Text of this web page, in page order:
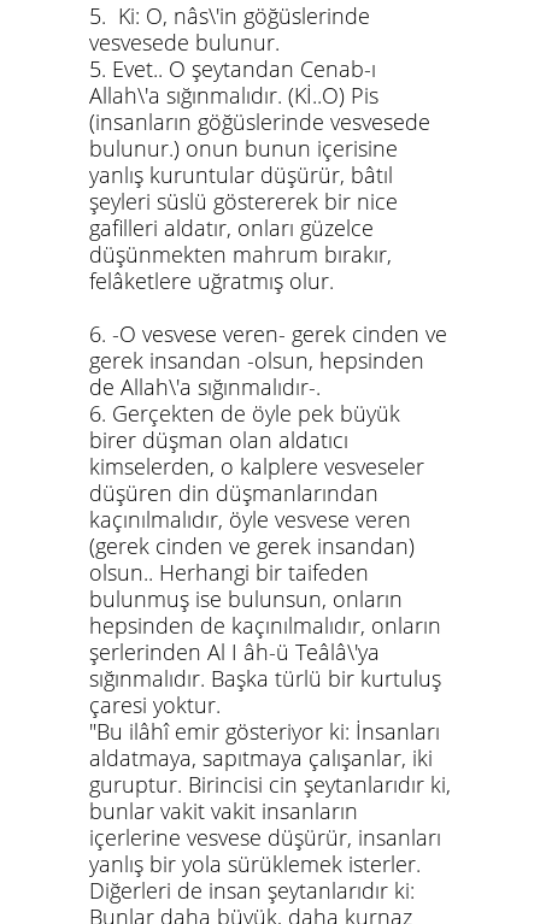
5. Ki: O, nâs\'in göğüslerinde
vesvesede bulunur.
5. Evet.. O şeytandan Cenab-ı
Allah\'a sığınmalıdır. (Kİ..O) Pis
(insanların göğüslerinde vesvesede
bulunur.) onun bunun içerisine
yanlış kuruntular düşürür, bâtıl
şeyleri süslü göstererek bir nice
gafilleri aldatır, onları güzelce
düşünmekten mahrum bırakır,
felâketlere uğratmış olur.
6. -O vesvese veren- gerek cinden ve
gerek insandan -olsun, hepsinden
de Allah\'a sığınmalıdır-.
6. Gerçekten de öyle pek büyük
birer düşman olan aldatıcı
kimselerden, o kalplere vesveseler
düşüren din düşmanlarından
kaçınılmalıdır, öyle vesvese veren
(gerek cinden ve gerek insandan)
olsun.. Herhangi bir taifeden
bulunmuş ise bulunsun, onların
hepsinden de kaçınılmalıdır, onların
şerlerinden Al I âh-ü Teâlâ\'ya
sığınmalıdır. Başka türlü bir kurtuluş
çaresi yoktur.
"Bu ilâhî emir gösteriyor ki: İnsanları
aldatmaya, sapıtmaya çalışanlar, iki
guruptur. Birincisi cin şeytanlarıdır ki,
bunlar vakit vakit insanların
içerlerine vesvese düşürür, insanları
yanlış bir yola sürüklemek isterler.
Diğerleri de insan şeytanlarıdır ki:
Bunlar daha büyük, daha kurnaz